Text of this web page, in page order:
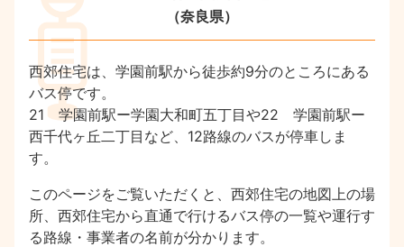
（奈良県）
西郊住宅は、学園前駅から徒歩約9分のところにある
バス停です。
21 学園前駅ー学園大和町五丁目や22 学園前駅ー
西千代ヶ丘二丁目など、12路線のバスが停車しま
す。
このページをご覧いただくと、西郊住宅の地図上の場
所、西郊住宅から直通で行けるバス停の一覧や運行す
る路線・事業者の名前が分かります。